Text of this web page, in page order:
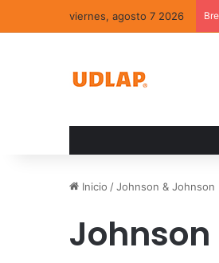
viernes, agosto 7 2026
Inicio /Johnson & Johnson